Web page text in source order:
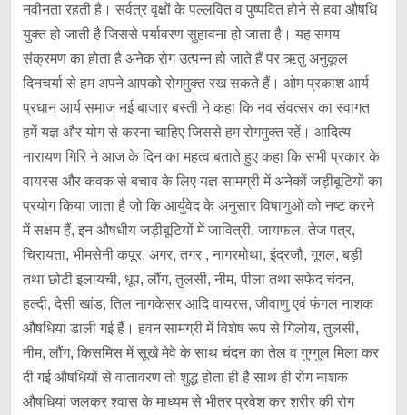
नवीनता रहती है। सर्वत्र वृक्षों के पल्लवित व पुष्पवित होने से हवा औषधि
युक्त हो जाती है जिससे पर्यावरण सुहावना हो जाता है। यह समय
संक्रमण का होता है अनेक रोग उत्पन्न हो जाते हैं पर ऋतु अनुकूल
दिनचर्या से हम अपने आपको रोगमुक्त रख सकते हैं। ओम प्रकाश आर्य
प्रधान आर्य समाज नई बाजार बस्ती ने कहा कि नव संवत्सर का स्वागत
हमें यज्ञ और योग से करना चाहिए जिससे हम रोगमुक्त रहें। आदित्य
नारायण गिरि ने आज के दिन का महत्व बताते हुए कहा कि सभी प्रकार के
वायरस और कवक से बचाव के लिए यज्ञ सामग्री में अनेकों जड़ीबूटियों का
प्रयोग किया जाता है जो कि आर्युवेद के अनुसार विषाणुओं को नष्ट करने
में सक्षम हैं, इन औषधीय जड़ीबूटियों में जावित्री, जायफल, तेज पत्र,
चिरायता, भीमसेनी कपूर, अगर, तगर , नागरमोथा, इंद्रजौ, गूगल, बड़ी
तथा छोटी इलायची, धूप, लौंग, तुलसी, नीम, पीला तथा सफेद चंदन,
हल्दी, देसी खांड, तिल नागकेसर आदि वायरस, जीवाणु एवं फंगल नाशक
औषधियां डाली गई हैं। हवन सामग्री में विशेष रूप से गिलोय, तुलसी,
नीम, लौंग, किसमिस में सूखे मेवे के साथ चंदन का तेल व गुग्गुल मिला कर
दी गई औषधियों से वातावरण तो शुद्ध होता ही है साथ ही रोग नाशक
औषधियां जलकर श्वास के माध्यम से भीतर प्रवेश कर शरीर की रोग